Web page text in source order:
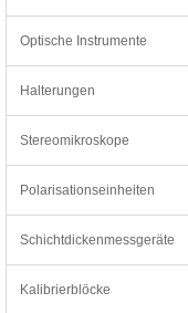
Optische Instrumente
Halterungen
Stereomikroskope
Polarisationseinheiten
Schichtdickenmessgeräte
Kalibrierblöcke